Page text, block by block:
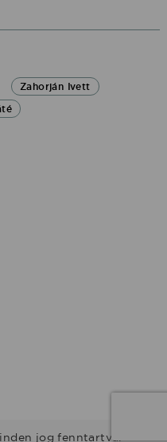
Zahorján Ivett
jog fenntartva.